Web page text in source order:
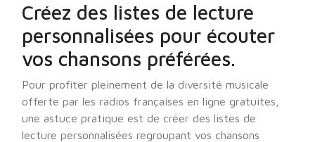
Créez des listes de lecture
personnalisées pour écouter
vos chansons préférées.
Pour profiter pleinement de la diversité musicale
offerte par les radios françaises en ligne gratuites,
une astuce pratique est de créer des listes de
lecture personnalisées regroupant vos chansons